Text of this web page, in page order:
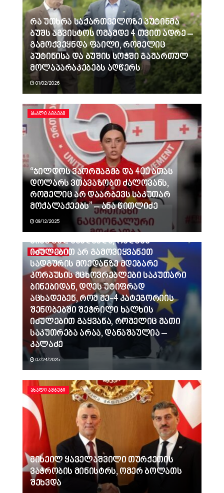
რა უთხრა საქართველოზე პუტინმა
ბუშს აგვისტოს ომამდე 4 თვით ადრე –
გამოქვეყნდა ფაილი, რომელიც
პუტინისა და ბუშის სოჭში გამართულ
მოლაპარაკებებს აღწერს
01/02/2026
ᲐᲮᲐᲚᲘ ᲐᲛᲑᲔᲑᲘ
“ჯილდოს ვაორმაგებ და 400 ათას
დოლარს ვთავაზობთ ძალოვანს,
რომელიც არ დაარბევს საკუთარ
მოქალაქეებს” – ანა წითლიძე
09/12/2025
ᲐᲮᲐᲚᲘ ᲐᲛᲑᲔᲑᲘ
ვინც გვლანძღავდა, რადგან
იძულებით არ გამოვიყვანეთ
სადგურის მოედანზე მდებარე
კორპუსის მცხოვრებლები საკუთარი
ბინებიდან, დღეს უტიფრად
აცხადებენ, რომ მე-4 კატეგორიის
შენობებში შეჭრილი ხალხის
იძულებით გაყვანა, რომელიც მათი
საკუთრება არაა, დანაშაულია –
კალაძე
07/24/2025
ᲐᲮᲐᲚᲘ ᲐᲛᲑᲔᲑᲘ
მიხეილ ყაველაშვილი თურქეთის
ვაჭრობის მინისტრს, ომერ ბოლათს
შეხვდა